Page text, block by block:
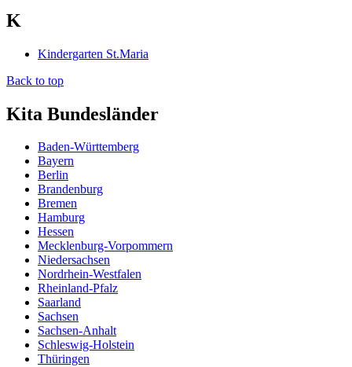
K
Kindergarten St.Maria
Back to top
Kita Bundesländer
Baden-Württemberg
Bayern
Berlin
Brandenburg
Bremen
Hamburg
Hessen
Mecklenburg-Vorpommern
Niedersachsen
Nordrhein-Westfalen
Rheinland-Pfalz
Saarland
Sachsen
Sachsen-Anhalt
Schleswig-Holstein
Thüringen